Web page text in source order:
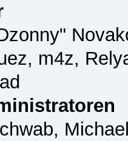
m4z,